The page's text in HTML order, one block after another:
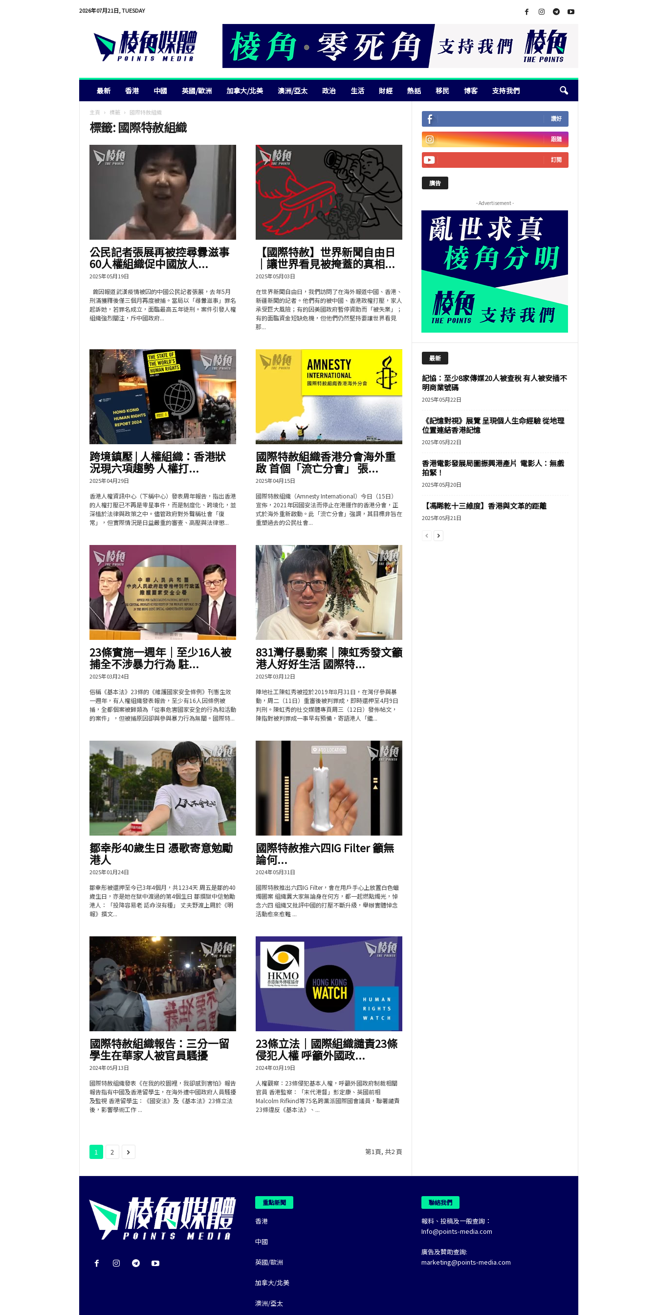
2026年07月21日, TUESDAY
最新 香港 中國 英國/歐洲 加拿大/北美 澳洲/亞太 政治 生活 財經 熱話 移民 博客 支持我們
主頁 標籤 國際特赦組織
標籤: 國際特赦組織
公民記者張展再被控尋釁滋事
60人權組織促中國放人...
2025年05月19日
曾因報道武漢疫情被囚的中國公民記者張展，去年5月
刑滿獲釋後僅三個月再度被捕。當局以「尋釁滋事」罪名
起訴她，若罪名成立，面臨最高五年徒刑。案件引發人權
組織強烈關注，斥中國政府...
【國際特赦】世界新聞自由日
｜讓世界看見被掩蓋的真相...
2025年05月03日
在世界新聞自由日，我們訪問了在海外報道中國、香港、
新疆新聞的記者。他們有的被中國、香港政權打壓，家人
承受巨大風險；有的因美國政府暫停資助而「被失業」；
有的面臨資金短缺危機，但他們仍然堅持要讓世界看見
那...
跨境鎮壓 | 人權組織：香港狀
況現六項趨勢 人權打...
2025年04月29日
香港人權資訊中心（下稱中心）發表周年報告，指出香港
的人權打壓已不再是零星事件，而是制度化、跨境化，並
深植於法律與政策之中。儘管政府對外聲稱社會「復
常」，但實際情況是日益嚴重的審查、高壓與法律懲...
國際特赦組織香港分會海外重
啟 首個「流亡分會」 張...
2025年04月15日
國際特赦組織（Amnesty International）今日（15日）
宣佈，2021年因國安法而停止在港運作的香港分會，正
式於海外重新啟動。此「流亡分會」強調，其目標非旨在
重塑過去的公民社會...
23條實施一週年｜至少16人被
捕全不涉暴力行為 駐...
2025年03月24日
俗稱《基本法》23條的《維護國家安全條例》刊憲生效
一週年，有人權組織發表報告，至少有16人因條例被
捕，全都個案被歸類為「從事危害國家安全的行為和活動
的案件」，但被捕原因卻與參與暴力行為無關。國際特...
831灣仔暴動案｜陳虹秀發文籲
港人好好生活 國際特...
2025年03月12日
陣地社工陳虹秀被控於2019年8月31日，在灣仔參與暴
動，周二（11日）重審後被判罪成，即時還柙至4月9日
判刑。陳虹秀的社交媒體專頁周三（12日）發佈帖文，
陳指對被判罪成一事早有預備，寄語港人「繼...
鄒幸彤40歲生日 憑歌寄意勉勵
港人
2025年01月24日
鄒幸彤被還押至今已3年4個月，共1234天 周五是鄒的40
歲生日，亦是她在獄中渡過的第4個生日 鄒撰獄中信勉勵
港人：「投降容易老 認命沒有種」 丈夫野渡上周於《明
報》撰文...
國際特赦推六四IG Filter 籲無
論何...
2024年05月31日
國際特赦推出六四IG Filter，會在用戶手心上放置白色蠟
燭圖案 組織冀大家無論身在何方，都一起燃點燭光，悼
念六四 組織又批評中國的打壓不斷升級，舉辦實體悼念
活動愈來愈難 ...
國際特赦組織報告：三分一留
學生在華家人被官員騷擾
2024年05月13日
國際特赦組織發表《在我的校園裡，我卻感到害怕》報告
報告指有中國及香港留學生，在海外遭中國政府人員騷擾
及監視 香港留學生：《國安法》及《基本法》23條立法
後，影響學術工作 ...
23條立法｜國際組織譴責23條
侵犯人權 呼籲外國政...
2024年03月19日
人權觀察：23條侵犯基本人權，呼籲外國政府制裁相關
官員 香港監察：「末代港督」彭定康、英國前相
Malcolm Rifkind等75名跨黨派國際國會議員，聯署譴責
23條違反《基本法》、...
1 2 第1頁, 共2 頁
讚好
跟隨
訂閱
廣告
- Advertisement -
最新
記協：至少8家傳媒20人被查稅 有人被安插不
明商業號碼
2025年05月22日
《記憶對視》展覽 呈現個人生命經驗 從地理
位置連結香港記憶
2025年05月22日
香港電影發展局圖振興港產片 電影人：無戲
拍緊！
2025年05月20日
【馮睎乾十三維度】香港與文革的距離
2025年05月21日
重點新聞
香港
中國
英國/歐洲
加拿大/北美
澳洲/亞太
聯絡我們
報料、投稿及一般查詢：
Info@points-media.com
廣告及贊助查詢:
marketing@points-media.com